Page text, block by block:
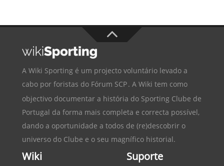
A Wiki Sporting é um projecto voluntário levado a
cabo por foristas do Fórum SCP. A Wiki tem como
objectivo documentar a história do Sporting Clube de
Portugal da forma mais completa e correcta possível,
dando a oportunidade a todos de (re)descobrir o
universo do Clube e o seu magnífico historial.
Wiki Suporte